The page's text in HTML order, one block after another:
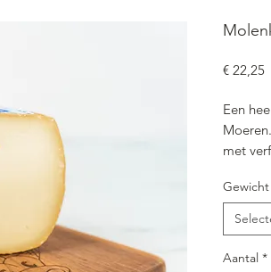
€ 22,25
Een
met
Gewicht
Aantal *